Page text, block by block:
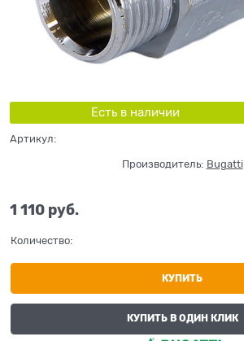
Есть в наличии
Артикул:
Производитель: Bugatti
1 110 руб.
Количество:
КУПИТЬ
КУПИТЬ В ОДИН КЛИК